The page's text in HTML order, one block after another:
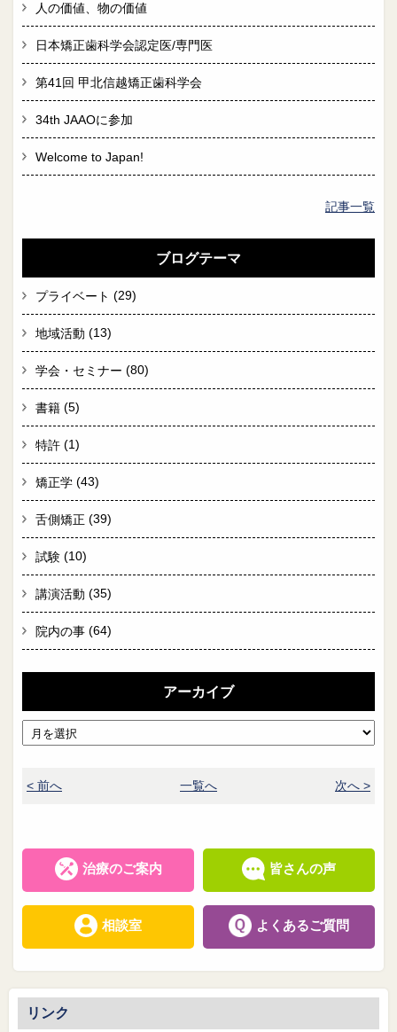
人の価値、物の価値
日本矯正歯科学会認定医/専門医
第41回 甲北信越矯正歯科学会
34th JAAOに参加
Welcome to Japan!
記事一覧
ブログテーマ
プライベート (29)
地域活動 (13)
学会・セミナー (80)
書籍 (5)
特許 (1)
矯正学 (43)
舌側矯正 (39)
試験 (10)
講演活動 (35)
院内の事 (64)
アーカイブ
< 前へ 一覧へ 次へ >
治療のご案内 皆さんの声
相談室 よくあるご質問
リンク